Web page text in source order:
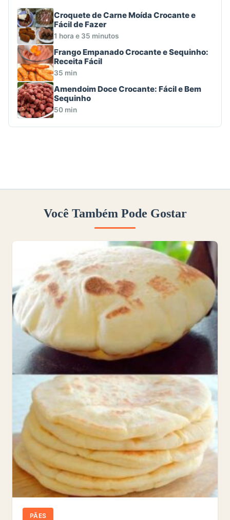
Croquete de Carne Moída Crocante e
Fácil de Fazer
1 hora e 35 minutos
Frango Empanado Crocante e Sequinho:
Receita Fácil
35 min
Amendoim Doce Crocante: Fácil e Bem
Sequinho
50 min
Você Também Pode Gostar
PÃES